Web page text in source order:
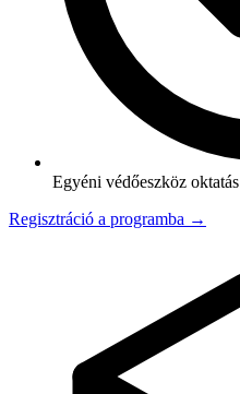
Egyéni védőeszköz oktatás
Regisztráció a programba →